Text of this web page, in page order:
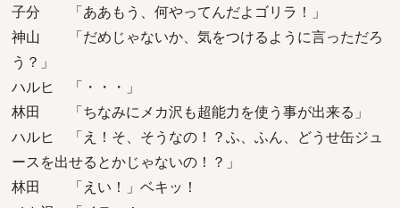
子分 「ああもう、何やってんだよゴリラ！」
神山 「だめじゃないか、気をつけるように言っただろ
う？」
ハルヒ 「・・・」
林田 「ちなみにメカ沢も超能力を使う事が出来る」
ハルヒ 「え！そ、そうなの！？ふ、ふん、どうせ缶ジュ
ースを出せるとかじゃないの！？」
林田 「えい！」ベキッ！